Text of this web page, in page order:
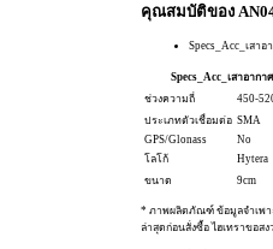
คุณสมบัติของ
Specs_Acc_เสาอ
Specs_Acc_เสาอากาศ
ช่วงความถี่
450-
ประเภทตัวเชื่อมต่อ SMA
GPS/Glonass
No
โลโก้
Hytera
ขนาด
9cm
* ภาพผลิตภัณฑ์ ข้อมูลจำเพา
ล่าสุดก่อนสั่งซื้อ ไฮเทราขอส